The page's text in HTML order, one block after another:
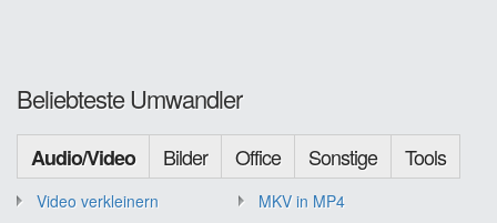
Beliebteste Umwandler
Audio/Video Bilder Office Sonstige Tools
Video verkleinern
MKV in MP4